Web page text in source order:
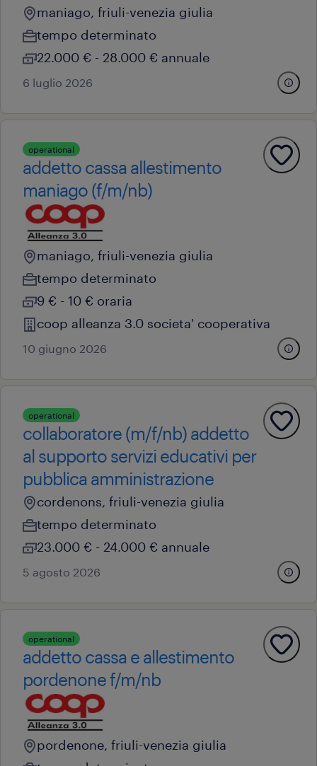
maniago, friuli-venezia giulia
tempo determinato
22.000 € - 28.000 € annuale
6 luglio 2026
operational
addetto cassa allestimento
maniago (f/m/nb)
maniago, friuli-venezia giulia
tempo determinato
9 € - 10 € oraria
coop alleanza 3.0 societa' cooperativa
10 giugno 2026
operational
collaboratore (m/f/nb) addetto
al supporto servizi educativi per
pubblica amministrazione
cordenons, friuli-venezia giulia
tempo determinato
23.000 € - 24.000 € annuale
5 agosto 2026
operational
addetto cassa e allestimento
pordenone f/m/nb
pordenone, friuli-venezia giulia